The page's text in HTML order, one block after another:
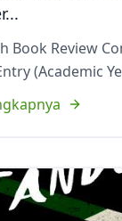
Book Review
(Academic